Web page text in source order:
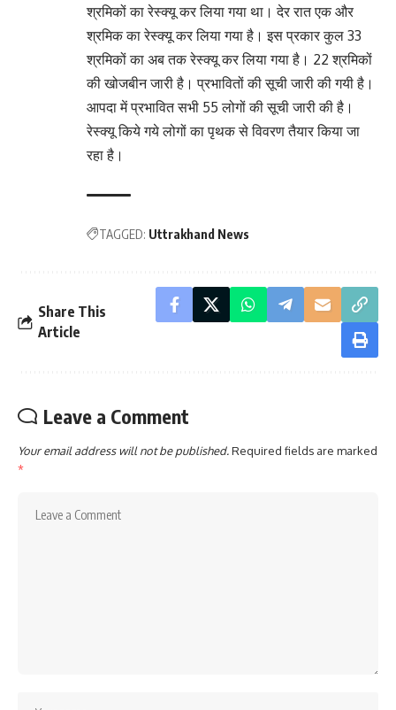
श्रमिकों का रेस्क्यू कर लिया गया था। देर रात एक और
श्रमिक का रेस्क्यू कर लिया गया है। इस प्रकार कुल 33
श्रमिकों का अब तक रेस्क्यू कर लिया गया है। 22 श्रमिकों
की खोजबीन जारी है। प्रभावितों की सूची जारी की गयी है।
आपदा में प्रभावित सभी 55 लोगों की सूची जारी की है।
रेस्क्यू किये गये लोगों का पृथक से विवरण तैयार किया जा
रहा है।
TAGGED: Uttrakhand News
Share This
Article
Leave a Comment
Your email address will not be published.Required fields are marked
*